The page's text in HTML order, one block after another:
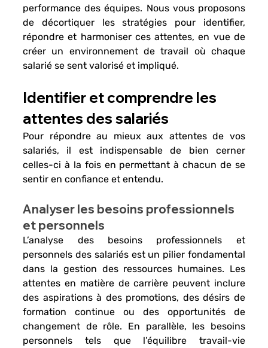
performance des équipes. Nous vous proposons
de décortiquer les stratégies pour identifier,
répondre et harmoniser ces attentes, en vue de
créer un environnement de travail où chaque
salarié se sent valorisé et impliqué.
Identifier et comprendre les
attentes des salariés
Pour répondre au mieux aux attentes de vos
salariés, il est indispensable de bien cerner
celles-ci à la fois en permettant à chacun de se
sentir en confiance et entendu.
Analyser les besoins professionnels
et personnels
L’analyse des besoins professionnels et
personnels des salariés est un pilier fondamental
dans la gestion des ressources humaines. Les
attentes en matière de carrière peuvent inclure
des aspirations à des promotions
, des désirs de
formation continue ou des opportunités de
changement de rôle. En parallèle, les besoins
personnels tels que l’équilibre travail-vie